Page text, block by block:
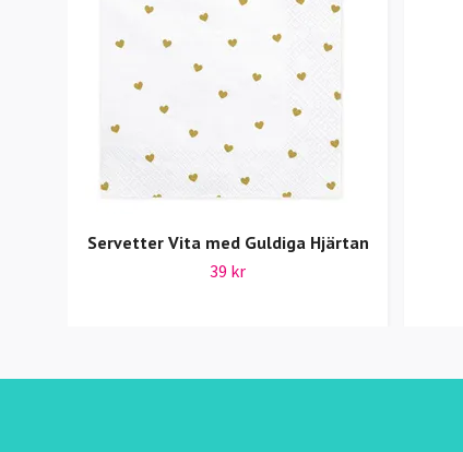
Servetter Vita med Guldiga Hjärtan
39 kr